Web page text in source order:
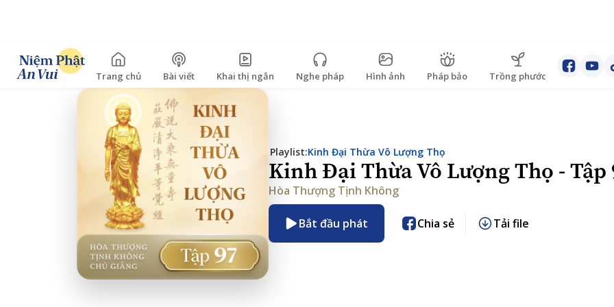
Trang chủ Bài viết Khai thị ngắn Nghe pháp Hình ảnh Pháp bảo Trồng phước
Playlist:Kinh Đại Thừa Vô Lượng Thọ
Kinh Đại Thừa Vô Lượng Thọ - Tập
Hòa Thượng Tịnh Không
Bắt đầu phát Chia sẻ Tải file